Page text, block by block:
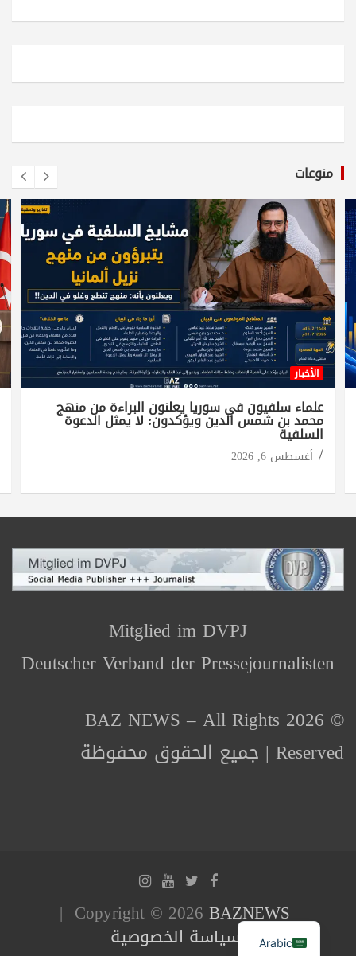
منوعات
الأخبار
علماء سلفيون في سوريا يعلنون البراءة من منهج
محمد بن شمس الدين ويؤكدون: لا يمثل الدعوة
السلفية
أغسطس 6, 2026
Mitglied im DVPJ
Deutscher Verband der Pressejournalisten
© 2026 BAZ NEWS – All Rights
Reserved | جميع الحقوق محفوظة
Copyright © 2026 BAZNEWS
سياسة الخصوصية Arabic